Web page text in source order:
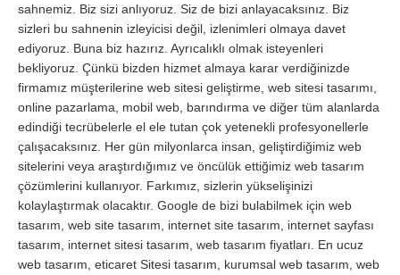
sahnemiz. Biz sizi anlıyoruz. Siz de bizi anlayacaksınız. Biz
sizleri bu sahnenin izleyicisi değil, izlenimleri olmaya davet
ediyoruz. Buna biz hazırız. Ayrıcalıklı olmak isteyenleri
bekliyoruz. Çünkü bizden hizmet almaya karar verdiğinizde
firmamız müşterilerine web sitesi geliştirme, web sitesi tasarımı,
online pazarlama, mobil web, barındırma ve diğer tüm alanlarda
edindiği tecrübelerle el ele tutan çok yetenekli profesyonellerle
çalışacaksınız. Her gün milyonlarca insan, geliştirdiğimiz web
sitelerini veya araştırdığımız ve öncülük ettiğimiz web tasarım
çözümlerini kullanıyor. Farkımız, sizlerin yükselişinizi
kolaylaştırmak olacaktır. Google de bizi bulabilmek için web
tasarım, web site tasarım, internet site tasarım, internet sayfası
tasarım, internet sitesi tasarım, web tasarım fiyatları. En ucuz
web tasarım, eticaret Sitesi tasarım, kurumsal web tasarım, web